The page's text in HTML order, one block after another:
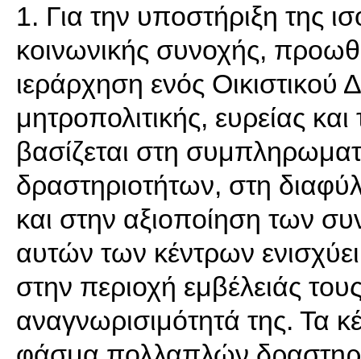
1. Για την υποστήριξη της
κοινωνικής συνοχής,
ιεράρχηση ενός
μητροπολιτικής, ευρείας
βασίζεται στη
δραστηριοτήτων, στη
και στην αξιοποίηση των
αυτών των κέντρων
στην περιοχή εμβέλειάς
αναγνωρισιμότητά της. Τα